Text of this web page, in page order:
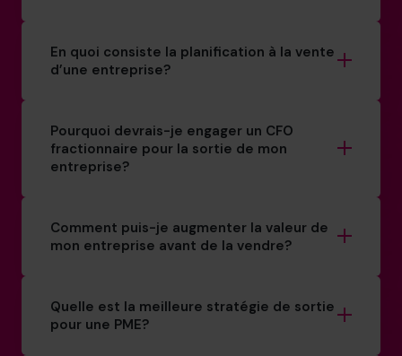
En quoi consiste la planification à la vente
d’une entreprise?
Pourquoi devrais-je engager un CFO
fractionnaire pour la sortie de mon
entreprise?
Comment puis-je augmenter la valeur de
mon entreprise avant de la vendre?
Quelle est la meilleure stratégie de sortie
pour une PME?